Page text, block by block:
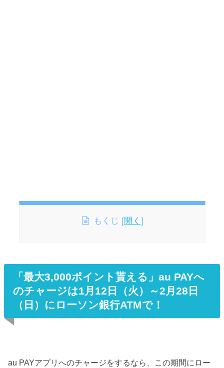
もくじ [開く ]
「最大3,000ポイント貰える」au PAYへ
のチャージは1月12日（火）～2月28日
（日）にローソン銀行ATMで！
au PAYアプリへのチャージをするなら、この期間にロー